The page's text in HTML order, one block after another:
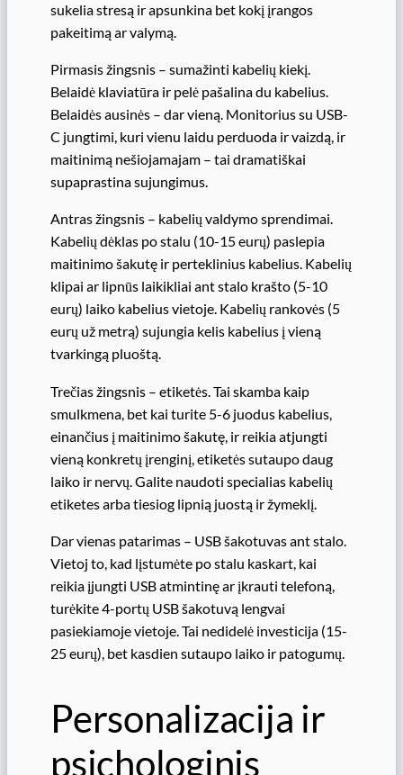
sukelia stresą ir apsunkina bet kokį įrangos
pakeitimą ar valymą.
Pirmasis žingsnis – sumažinti kabelių kiekį.
Belaidė klaviatūra ir pelė pašalina du kabelius.
Belaidės ausinės – dar vieną. Monitorius su USB-
C jungtimi, kuri vienu laidu perduoda ir vaizdą, ir
maitinimą nešiojamajam – tai dramatiškai
supaprastina sujungimus.
Antras žingsnis – kabelių valdymo sprendimai.
Kabelių dėklas po stalu (10-15 eurų) paslepia
maitinimo šakutę ir perteklinius kabelius. Kabelių
klipai ar lipnūs laikikliai ant stalo krašto (5-10
eurų) laiko kabelius vietoje. Kabelių rankovės (5
eurų už metrą) sujungia kelis kabelius į vieną
tvarkingą pluoštą.
Trečias žingsnis – etiketės. Tai skamba kaip
smulkmena, bet kai turite 5-6 juodus kabelius,
einančius į maitinimo šakutę, ir reikia atjungti
vieną konkretų įrenginį, etiketės sutaupo daug
laiko ir nervų. Galite naudoti specialias kabelių
etiketes arba tiesiog lipnią juostą ir žymeklį.
Dar vienas patarimas – USB šakotuvas ant stalo.
Vietoj to, kad lįstumėte po stalu kaskart, kai
reikia įjungti USB atmintinę ar įkrauti telefoną,
turėkite 4-portų USB šakotuvą lengvai
pasiekiamoje vietoje. Tai nedidelė investicija (15-
25 eurų), bet kasdien sutaupo laiko ir patogumų.
Personalizacija ir
psichologinis